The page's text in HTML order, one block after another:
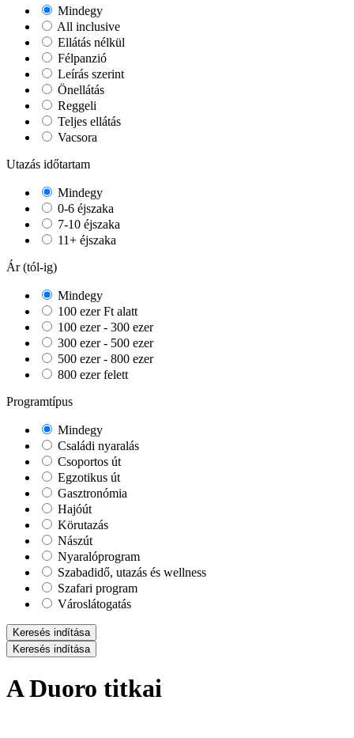
Mindegy
All inclusive
Ellátás nélkül
Félpanzió
Leírás szerint
Önellátás
Reggeli
Teljes ellátás
Vacsora
Utazás időtartam
Mindegy
0-6 éjszaka
7-10 éjszaka
11+ éjszaka
Ár (tól-ig)
Mindegy
100 ezer Ft alatt
100 ezer - 300 ezer
300 ezer - 500 ezer
500 ezer - 800 ezer
800 ezer felett
Programtípus
Mindegy
Családi nyaralás
Csoportos út
Egzotikus út
Gasztronómia
Hajóút
Körutazás
Nászút
Nyaralóprogram
Szabadidő, utazás és wellness
Szafari program
Városlátogatás
Keresés indítása
Keresés indítása
A Duoro titkai